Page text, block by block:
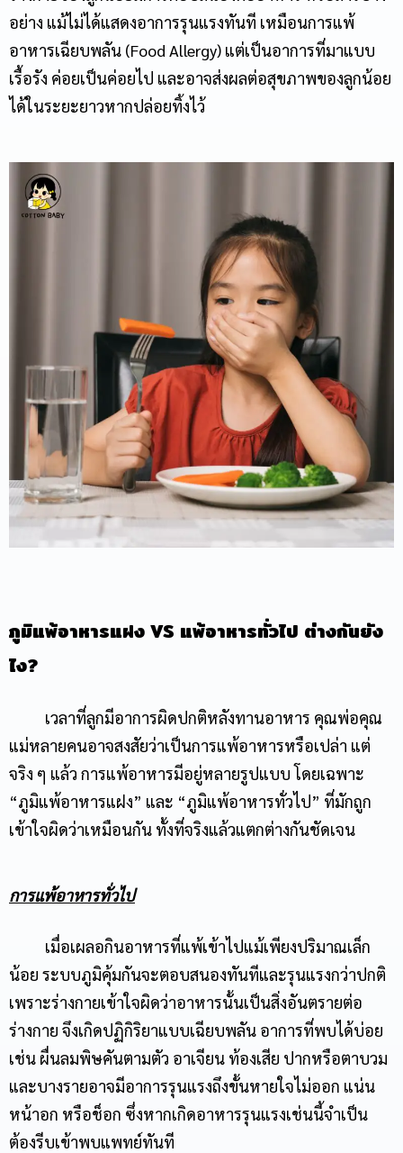
อย่าง แม้ไม่ได้แสดงอาการรุนแรงทันที เหมือนการแพ้
อาหารเฉียบพลัน (Food Allergy) แต่เป็นอาการที่มาแบบ
เรื้อรัง ค่อยเป็นค่อยไป และอาจส่งผลต่อสุขภาพของลูกน้อย
ได้ในระยะยาวหากปล่อยทิ้งไว้
ภูมิแพ้อาหารแฝงVS แพ้อาหารทั่วไป ต่างกันยัง
ไง?
เวลาที่ลูกมีอาการผิดปกติหลังทานอาหาร คุณพ่อคุณ
แม่หลายคนอาจสงสัยว่าเป็นการแพ้อาหารหรือเปล่า แต่
จริง ๆ แล้ว การแพ้อาหารมีอยู่หลายรูปแบบ โดยเฉพาะ
“ภูมิแพ้อาหารแฝง” และ “ภูมิแพ้อาหารทั่วไป” ที่มักถูก
เข้าใจผิดว่าเหมือนกัน ทั้งที่จริงแล้วแตกต่างกันชัดเจน
การแพ้อาหารทั่วไป
เมื่อเผลอกินอาหารที่แพ้เข้าไปแม้เพียงปริมาณเล็ก
น้อย ระบบภูมิคุ้มกันจะตอบสนองทันทีและรุนแรงกว่าปกติ
เพราะร่างกายเข้าใจผิดว่าอาหารนั้นเป็นสิ่งอันตรายต่อ
ร่างกาย จึงเกิดปฏิกิริยาแบบเฉียบพลัน อาการที่พบได้บ่อย
เช่น ผื่นลมพิษคันตามตัว อาเจียน ท้องเสีย ปากหรือตาบวม
และบางรายอาจมีอาการรุนแรงถึงขั้นหายใจไม่ออก แน่น
หน้าอก หรือช็อก ซึ่งหากเกิดอาหารรุนแรงเช่นนี้จำเป็น
ต้องรีบเข้าพบแพทย์ทันที